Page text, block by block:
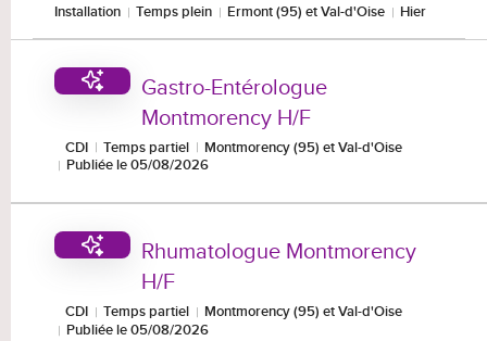
Installation Temps plein Ermont (95) et Val-d'Oise Hier
Gastro-Entérologue
Montmorency H/F
CDI Temps partiel
Montmorency (95) et Val-d'Oise
Publiée le 05/08/2026
Rhumatologue Montmorency
H/F
CDI Temps partiel
Montmorency (95) et Val-d'Oise
Publiée le 05/08/2026